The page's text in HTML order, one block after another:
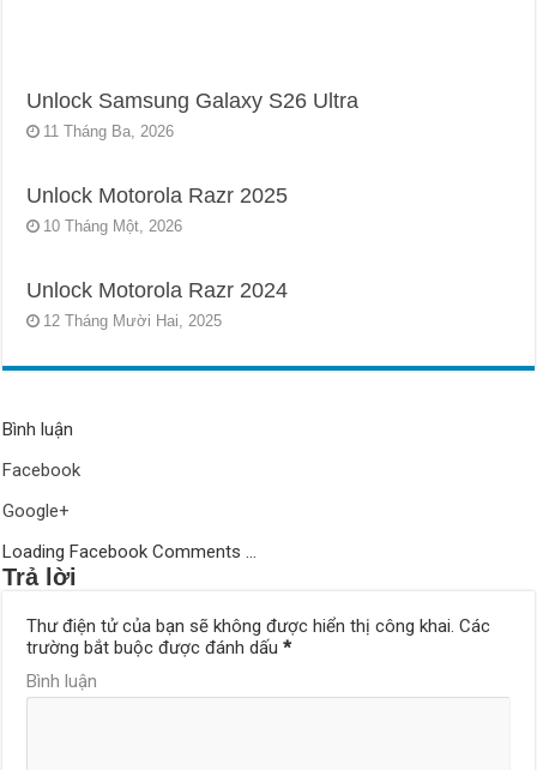
Unlock Samsung Galaxy S26 Ultra
11 Tháng Ba, 2026
Unlock Motorola Razr 2025
10 Tháng Một, 2026
Unlock Motorola Razr 2024
12 Tháng Mười Hai, 2025
Bình luận
Facebook
Google+
Loading Facebook Comments ...
Trả lời
Thư điện tử của bạn sẽ không được hiển thị công khai. Các
trường bắt buộc được đánh dấu*
Bình luận